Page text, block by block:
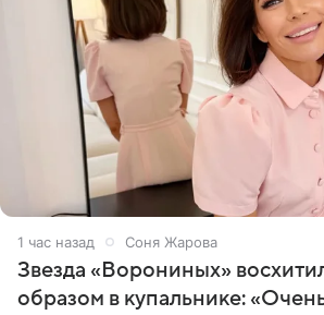
1 час назад Соня Жарова
Звезда «Ворониных»
образом в купальнике: